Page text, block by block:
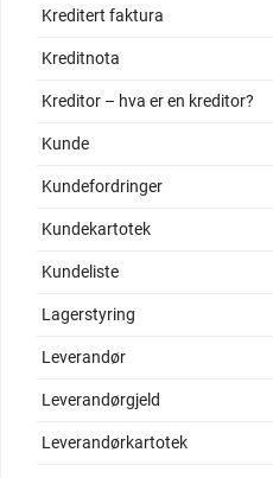
Kreditert faktura
Kreditnota
Kreditor – hva er en kreditor?
Kunde
Kundefordringer
Kundekartotek
Kundeliste
Lagerstyring
Leverandør
Leverandørgjeld
Leverandørkartotek